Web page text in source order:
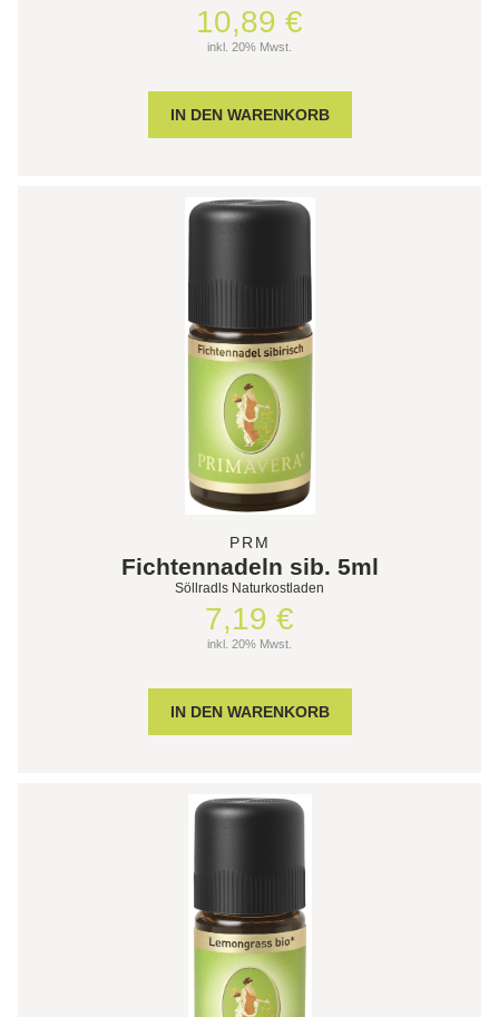
10,89 €
inkl. 20% Mwst.
PRM
Fichtennadeln sib. 5ml
Söllradls Naturkostladen
7,19 €
inkl. 20% Mwst.